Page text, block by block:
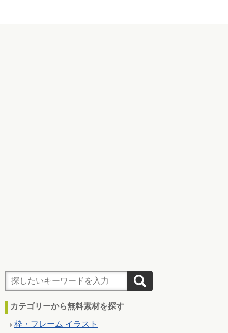
カテゴリーから無料素材を探す
枠・フレーム イラスト